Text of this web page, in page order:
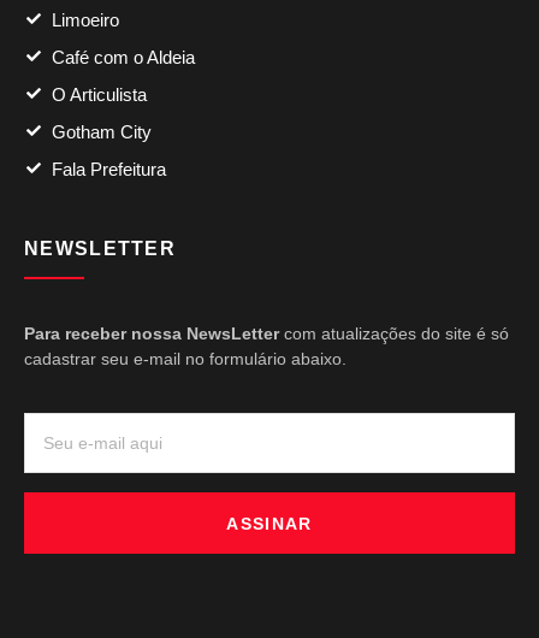
Limoeiro
Café com o Aldeia
O Articulista
Gotham City
Fala Prefeitura
NEWSLETTER
Para receber nossa NewsLettercom atualizações do site é só
cadastrar seu e-mail no formulário abaixo.
ASSINAR